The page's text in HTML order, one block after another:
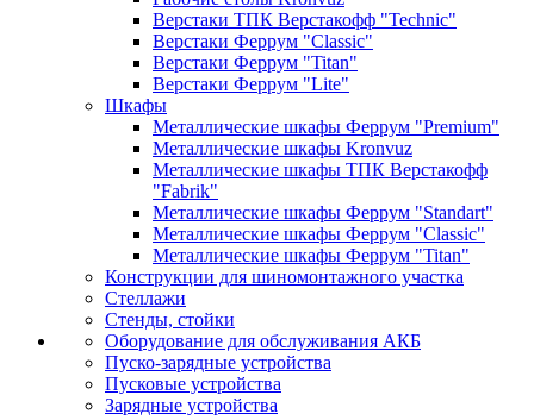
Верстаки ТПК Верстакофф "Technic"
Верстаки Феррум "Classic"
Верстаки Феррум "Titan"
Верстаки Феррум "Lite"
Шкафы
Металлические шкафы Феррум "Premium"
Металлические шкафы Kronvuz
Металлические шкафы ТПК Верстакофф
"Fabrik"
Металлические шкафы Феррум "Standart"
Металлические шкафы Феррум "Classic"
Металлические шкафы Феррум "Titan"
Конструкции для шиномонтажного участка
Стеллажи
Стенды, стойки
Оборудование для обслуживания АКБ
Пуско-зарядные устройства
Пусковые устройства
Зарядные устройства